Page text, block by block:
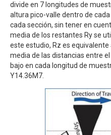
divide en 7 longitudes de
altura pico-valle dentro de
cada sección, sin tener en
media de los restantes Ry se
este estudio, Rz es equivalente
media de las distancias entre
bajo en cada longitud de
Y14.36M7.